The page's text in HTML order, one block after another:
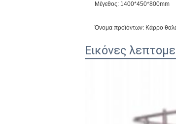
Μέγεθος: 1400*450*800mm
Όνομα προϊόντων: Κάρρο
Εικόνες